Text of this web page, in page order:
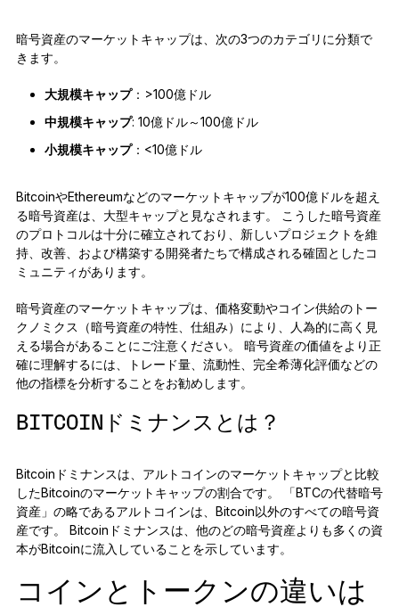
暗号資産のマーケットキャップは、次の3つのカテゴリに分類で
きます。
大規模キャップ：>100億ドル
中規模キャップ: 10億ドル～100億ドル
小規模キャップ：<10億ドル
BitcoinやEthereumなどのマーケットキャップが100億ドルを超え
る暗号資産は、大型キャップと見なされます。 こうした暗号資産
のプロトコルは十分に確立されており、新しいプロジェクトを維
持、改善、および構築する開発者たちで構成される確固としたコ
ミュニティがあります。
暗号資産のマーケットキャップは、価格変動やコイン供給のトー
クノミクス（暗号資産の特性、仕組み）により、人為的に高く見
える場合があることにご注意ください。 暗号資産の価値をより正
確に理解するには、トレード量、流動性、完全希薄化評価などの
他の指標を分析することをお勧めします。
BITCOINドミナンスとは？
Bitcoinドミナンスは、アルトコインのマーケットキャップと比較
したBitcoinのマーケットキャップの割合です。 「BTCの代替暗号
資産」の略であるアルトコインは、Bitcoin以外のすべての暗号資
産です。 Bitcoinドミナンスは、他のどの暗号資産よりも多くの資
本がBitcoinに流入していることを示しています。
コインとトークンの違いは